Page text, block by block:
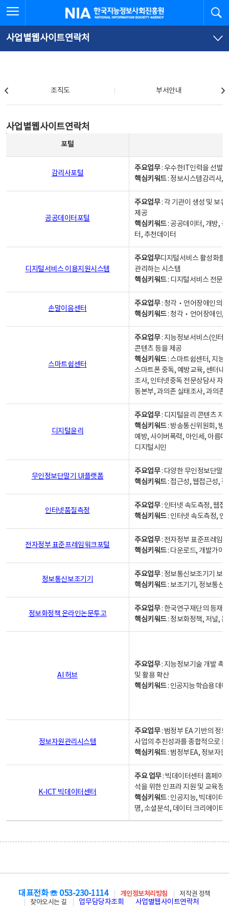
문
로
가
체
뉴
바
가
한국지능정보사회진흥원
사업별웹사이트연락처
조직도 부서안내
사업별웹사이트연락처
포털
감리사포털
주요업무: 우수한IT인력을 선발
핵심키워드: 정보시스템감리사,
공공데이터포털
주요업무: 각 기관이 생성 및 보
제공
핵심키워드: 공공데이터, 개방,
터, 추천데이터
디지털서비스 이용지원시스템
주요업무디지털서비스 활성화를
관리하는 시스템
핵심키워드: 디지털서비스 전문
손말이음센터
주요업무: 청각‧언어장애인의
핵심키워드: 청각‧언어장애인,
스마트쉼센터
주요업무: 지능정보서비스(인터
콘텐츠 등을 제공
핵심키워드: 스마트쉼센터, 지능
스마트폰 중독, 예방교육, 센터내
조사, 인터넷중독 전문상담사 자
동본부, 과의존 실태조사, 과의존
디지털윤리
주요업무: 디지털윤리 콘텐츠 지
핵심키워드: 방송통신위원회, 방
예방, 사이버폭력, 아인세, 아름
디지털시민
무인정보단말기 UI플랫폼
주요업무: 다양한 무인정보단말
핵심키워드: 접근성, 웹접근성,
인터넷품질측정
주요업무: 인터넷 속도측정, 웹접
핵심키워드: 인터넷 속도측정, 인
전자정부 표준프레임워크포털
주요업무: 전자정부 표준프레임
핵심키워드: 다운로드, 개발가이
정보통신보조기기
주요업무: 정보통신보조기기 보
핵심키워드: 보조기기, 정보통신
정보화정책 온라인논문투고
주요업무: 한국연구재단의 등재
핵심키워드: 정보화정책, 저널,
AI 허브
주요업무: 지능정보기술 개발 촉
및 활용 확산
핵심키워드: 인공지능 학습용 데
정보자원관리시스템
주요업무: 범정부 EA 기반의 정
사업의 추진성과를 종합적으로
핵심키워드: 범정부EA, 정보자
K-ICT 빅데이터센터
주요 업무: 빅데이터센터 홈페이
석을 위한 인프라 지원 및 교육정
핵심키워드: 인공지능, 빅데이터,
명, 소셜분석, 데이터 크리에이터
대표전화 ☏ 053-230-1114 개인정보처리방침
저작권 정책
찾아오시는 길
업무담당자조회 사업별웹사이트연락처